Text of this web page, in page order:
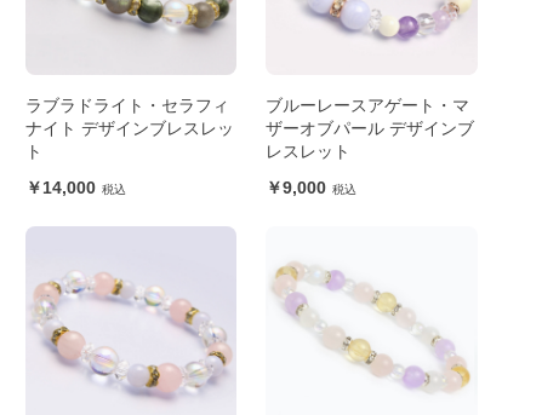
ラブラドライト・セラフィ
ナイト デザインブレスレッ
ト
14,000
ブルーレースアゲート・マ
ザーオブパール デザインブ
レスレット
9,000